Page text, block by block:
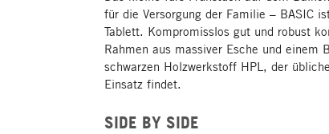
für die Versorgung der Familie – BASIC
Tablett. Kompromisslos gut und robust
Rahmen aus massiver Esche und einem
schwarzen Holzwerkstoff HPL, der
Einsatz findet.
SIDE BY SIDE